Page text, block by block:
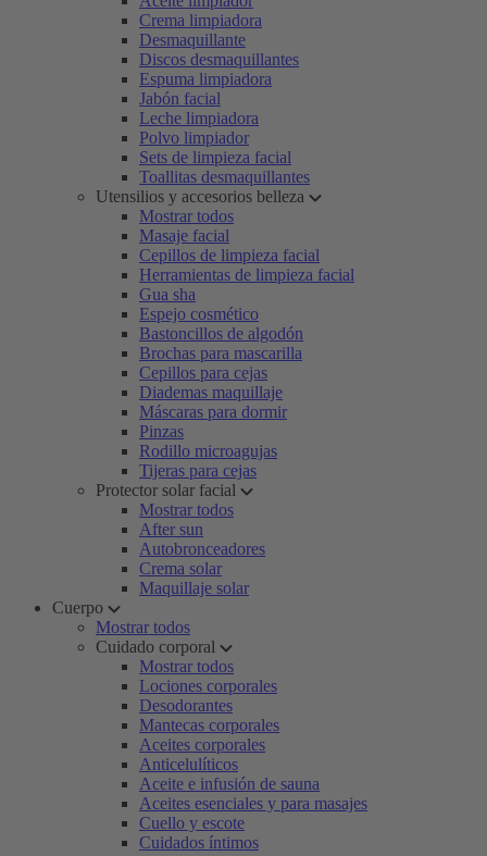
Crema limpiadora
Desmaquillante
Discos desmaquillantes
Espuma limpiadora
Jabón facial
Leche limpiadora
Polvo limpiador
Sets de limpieza facial
Toallitas desmaquillantes
Utensilios y accesorios belleza
Mostrar todos
Masaje facial
Cepillos de limpieza facial
Herramientas de limpieza facial
Gua sha
Espejo cosmético
Bastoncillos de algodón
Brochas para mascarilla
Cepillos para cejas
Diademas maquillaje
Máscaras para dormir
Pinzas
Rodillo microagujas
Tijeras para cejas
Protector solar facial
Mostrar todos
After sun
Autobronceadores
Crema solar
Maquillaje solar
Cuerpo
Mostrar todos
Cuidado corporal
Mostrar todos
Lociones corporales
Desodorantes
Mantecas corporales
Aceites corporales
Anticelulíticos
Aceite e infusión de sauna
Aceites esenciales y para masajes
Cuello y escote
Cuidados íntimos